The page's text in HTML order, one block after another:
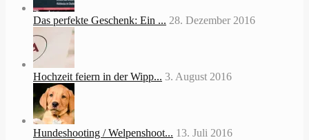
Das perfekte Geschenk: Ein ... 28. Dezember 2016
Hochzeit feiern in der Wipp... 3. August 2016
Hundeshooting / Welpenshoot... 13. Juli 2016